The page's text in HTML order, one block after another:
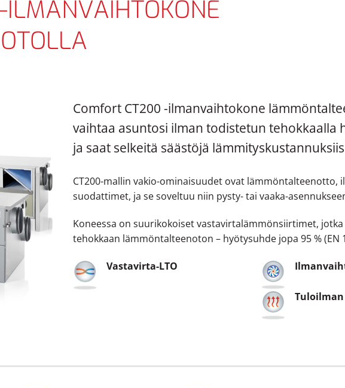
Comfort CT200 -ilmanvaihtokone
vaihtaa asuntosi ilman todistetun tehokkaalla
ja saat selkeitä säästöjä
CT200-mallin vakio-ominaisuudet ovat lämmöntalteenotto,
suodattimet, ja se soveltuu niin pysty- tai vaaka-
Koneessa on suurikokoiset vastavirtalämmönsiirtimet,
tehokkaan lämmöntalteenoton – hyötysuhde jopa 95 % (EN
Vastavirta-LTO